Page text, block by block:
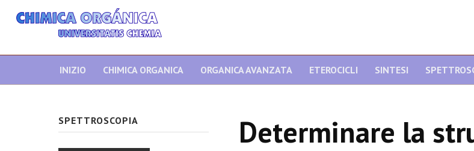
INIZIO CHIMICA ORGANICA ORGANICA AVANZATA ETEROCICLI SINTESI
Determinare la
SPETTROSCOPIA